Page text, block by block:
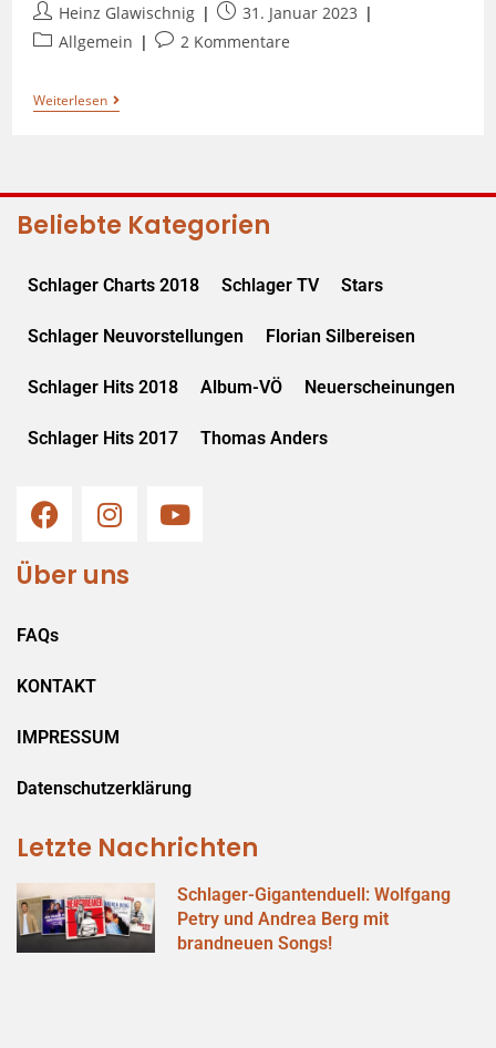
Heinz Glawischnig
31. Januar 2023
Allgemein
2 Kommentare
Weiterlesen
Beliebte Kategorien
Schlager Charts 2018 Schlager TV Stars
Schlager Neuvorstellungen Florian Silbereisen
Schlager Hits 2018 Album-VÖ Neuerscheinungen
Schlager Hits 2017 Thomas Anders
Über uns
FAQs
KONTAKT
IMPRESSUM
Datenschutzerklärung
Letzte Nachrichten
Schlager-Gigantenduell: Wolfgang
Petry und Andrea Berg mit
brandneuen Songs!